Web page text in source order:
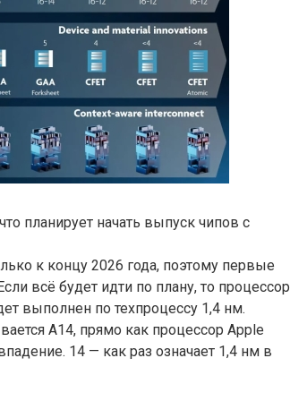
планирует начать выпуск чипов с
к концу 2026 года, поэтому первые
всё будет идти по плану, то процессор
выполнен по техпроцессу 1,4 нм.
A14, прямо как процессор Apple
14 — как раз означает 1,4 нм в